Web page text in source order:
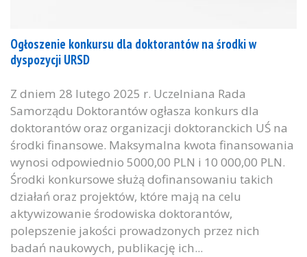
Ogłoszenie konkursu dla doktorantów na środki w
dyspozycji URSD
Z dniem 28 lutego 2025 r. Uczelniana Rada
Samorządu Doktorantów ogłasza konkurs dla
doktorantów oraz organizacji doktoranckich UŚ na
środki finansowe. Maksymalna kwota finansowania
wynosi odpowiednio 5000,00 PLN i 10 000,00 PLN.
Środki konkursowe służą dofinansowaniu takich
działań oraz projektów, które mają na celu
aktywizowanie środowiska doktorantów,
polepszenie jakości prowadzonych przez nich
badań naukowych, publikację ich...